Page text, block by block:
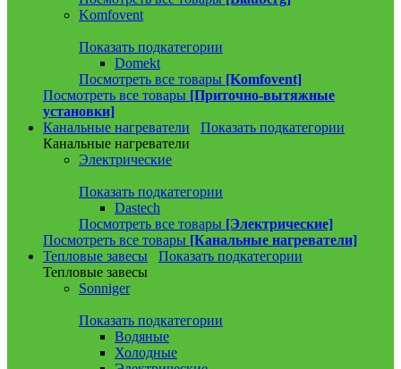
Komfovent
Показать подкатегории
Domekt
Посмотреть все товары [Komfovent]
Посмотреть все товары [Приточно-вытяжные
установки]
Канальные нагреватели
Показать подкатегории
Канальные нагреватели
Электрические
Показать подкатегории
Dastech
Посмотреть все товары [Электрические]
Посмотреть все товары [Канальные нагреватели]
Тепловые завесы
Показать подкатегории
Тепловые завесы
Sonniger
Показать подкатегории
Водяные
Холодные